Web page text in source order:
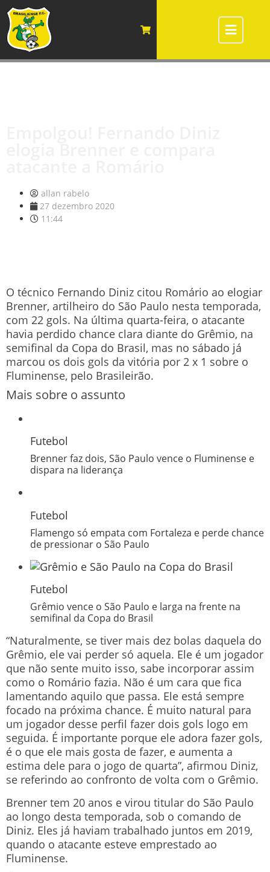
allan rabelo
27 dezembro 2020
11:44
O técnico Fernando Diniz citou Romário ao elogiar
Brenner, artilheiro do São Paulo nesta temporada,
com 22 gols. Na última quarta-feira, o atacante
havia perdido chance clara diante do Grêmio, na
semifinal da Copa do Brasil, mas no sábado já
marcou os dois gols da vitória por 2 x 1 sobre o
Fluminense, pelo Brasileirão.
Mais sobre o assunto
Futebol
Brenner faz dois, São Paulo vence o Fluminense e
dispara na liderança
Futebol
Flamengo só empata com Fortaleza e perde chance
de pressionar o São Paulo
Futebol
Grêmio vence o São Paulo e larga na frente na
semifinal da Copa do Brasil
“Naturalmente, se tiver mais dez bolas daquela do
Grêmio, ele vai perder só aquela. Ele é um jogador
que não sente muito isso, sabe incorporar assim
como o Romário fazia. Não é um cara que fica
lamentando aquilo que passa. Ele está sempre
focado na próxima chance. É muito natural para
um jogador desse perfil fazer dois gols logo em
seguida. É importante porque ele adora fazer gols,
é o que ele mais gosta de fazer, e aumenta a
estima dele para o jogo de quarta”, afirmou Diniz,
se referindo ao confronto de volta com o Grêmio.
Brenner tem 20 anos e virou titular do São Paulo
ao longo desta temporada, sob o comando de
Diniz. Eles já haviam trabalhado juntos em 2019,
quando o atacante esteve emprestado ao
Fluminense.